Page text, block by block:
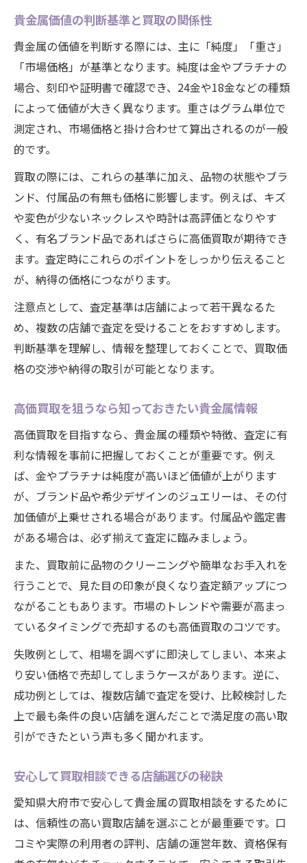
貴金属の適正価格を知るための日常的な工
複数店舗で貴金属買取相場を比較するコツ
貴金属価値の判断基準と買取の関係性
貴金属の価値を判断する際には、主に「純度」「重さ」
「市場価格」が基準となります。純度は金やプラチナの
場合、刻印や証明書で確認でき、24金や18金などの種類
によって価値が大きく異なります。重さはグラム単位で
測定され、市場価格と掛け合わせて算出されるのが一般
的です。
買取の際には、これらの基準に加え、品物の状態やブラ
ンド、付属品の有無も価格に影響します。例えば、キズ
や変色が少ないネックレスや時計は高評価となりやす
く、有名ブランド品であればさらに高価買取が期待でき
ます。査定時にこれらのポイントをしっかり伝えること
が、納得の価格につながります。
注意点として、査定基準は店舗によって若干異なるた
め、複数の店舗で査定を受けることをおすすめします。
判断基準を理解し、情報を整理しておくことで、買取価
格の交渉や納得の取引が可能となります。
高価買取を狙うなら知っておきたい貴金属情報
高価買取を目指すなら、貴金属の種類や特徴、査定に有
利な情報を事前に把握しておくことが重要です。例え
ば、金やプラチナは純度が高いほど価値が上がります
が、ブランド品や希少デザインのジュエリーは、その付
加価値が上乗せされる場合があります。付属品や鑑定書
がある場合は、必ず揃えて査定に臨みましょう。
また、買取前に品物のクリーニングや簡単なお手入れを
行うことで、見た目の印象が良くなり査定額アップにつ
ながることもあります。市場のトレンドや需要が高まっ
ているタイミングで売却するのも高価買取のコツです。
失敗例として、相場を調べずに即決してしまい、本来よ
り安い価格で売却してしまうケースがあります。逆に、
成功例としては、複数店舗で査定を受け、比較検討した
上で最も条件の良い店舗を選んだことで満足度の高い取
引ができたという声も多く聞かれます。
安心して買取相談できる店舗選びの秘訣
愛知県大府市で安心して貴金属の買取相談をするために
は、信頼性の高い買取店舗を選ぶことが最重要です。口
コミや実際の利用者の評判、店舗の運営年数、資格保有